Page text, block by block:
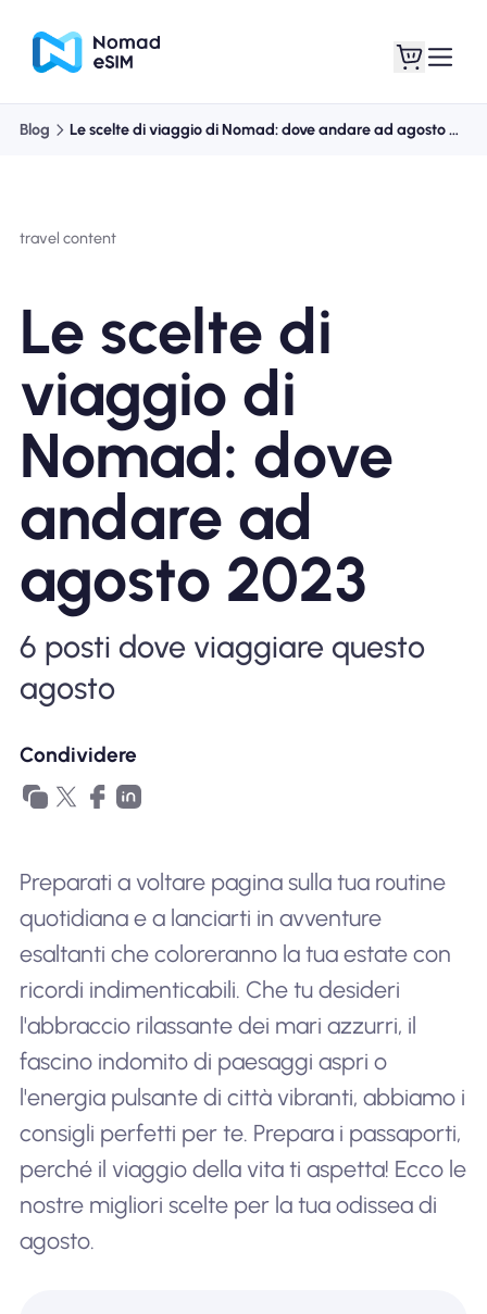
Acquista piani
Informazioni sull'eSIM
Perché l'eSIM Nomad
Utilizzando una eSIM
Per affari
Blog Le scelte di viaggio di Nomad: dove andare ad agosto 2023
travel content
Le scelte di
viaggio di
Nomad: dove
andare ad
agosto 2023
6 posti dove viaggiare questo
agosto
Condividere
Preparati a voltare pagina sulla tua routine
quotidiana e a lanciarti in avventure
esaltanti che coloreranno la tua estate con
ricordi indimenticabili. Che tu desideri
l'abbraccio rilassante dei mari azzurri, il
fascino indomito di paesaggi aspri o
l'energia pulsante di città vibranti, abbiamo i
consigli perfetti per te. Prepara i passaporti,
perché il viaggio della vita ti aspetta! Ecco le
nostre migliori scelte per la tua odissea di
agosto.